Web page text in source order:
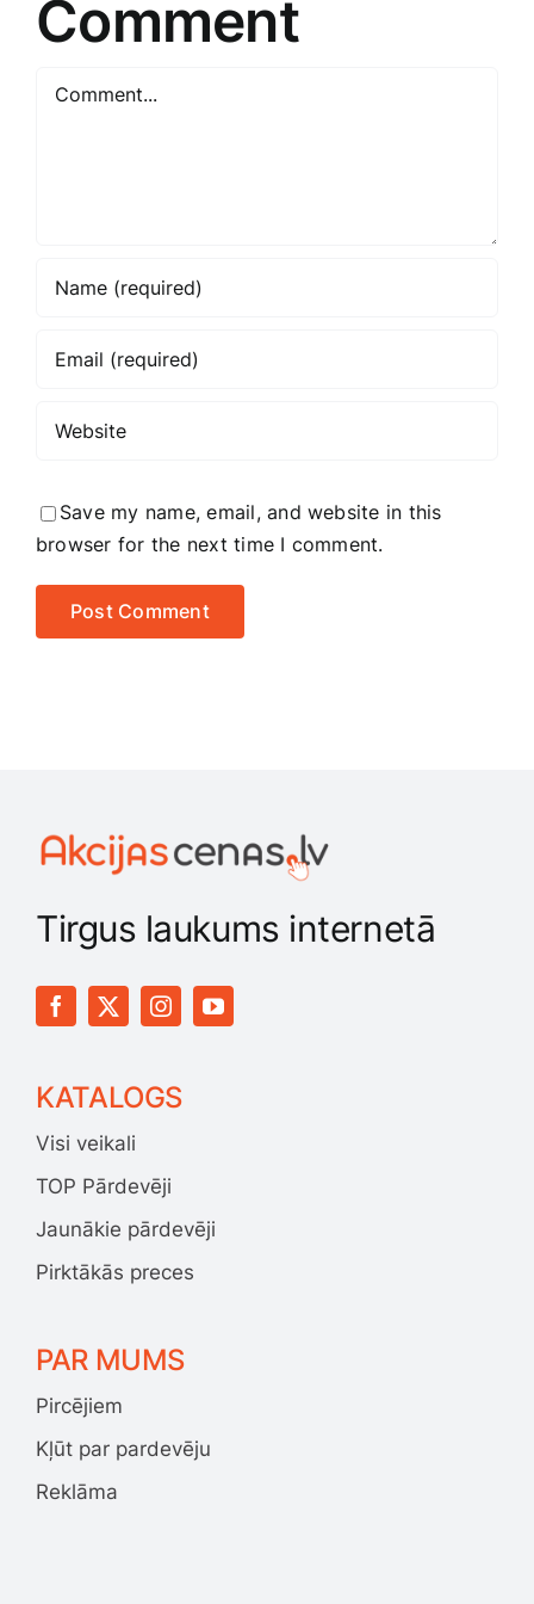
Comment
Comment
Save my name, email, and website in this
browser for the next time I comment.
Tirgus laukums internetā
KATALOGS
Visi veikali
TOP Pārdevēji
Jaunākie pārdevēji
Pirktākās preces
PAR MUMS
Pircējiem
Kļūt par pardevēju
Reklāma